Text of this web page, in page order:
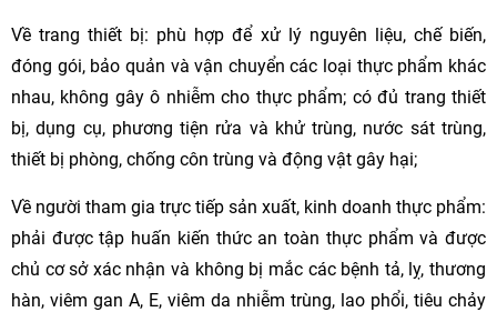
Về trang thiết bị: phù hợp để xử lý nguyên liệu, chế biến,
đóng gói, bảo quản và vận chuyển các loại thực phẩm khác
nhau, không gây ô nhiễm cho thực phẩm; có đủ trang thiết
bị, dụng cụ, phương tiện rửa và khử trùng, nước sát trùng,
thiết bị phòng, chống côn trùng và động vật gây hại;
Về người tham gia trực tiếp sản xuất, kinh doanh thực phẩm:
phải được tập huấn kiến thức an toàn thực phẩm và được
chủ cơ sở xác nhận và không bị mắc các bệnh tả, lỵ, thương
hàn, viêm gan A, E, viêm da nhiễm trùng, lao phổi, tiêu chảy